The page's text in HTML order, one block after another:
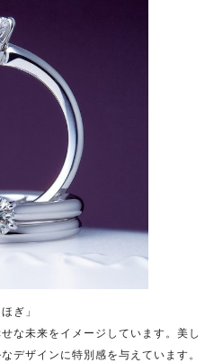
ぎ」
な未来をイメージしています。美し
デザインに特別感を与えています。